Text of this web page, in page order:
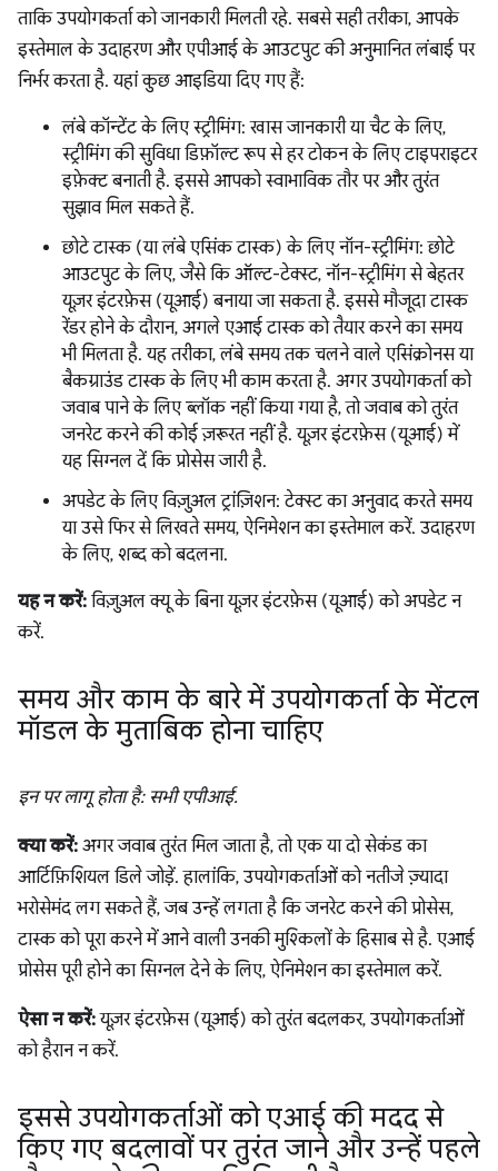
ताकि उपयोगकर्ता को जानकारी मिलती रहे. सबसे सही तरीका, आपके
इस्तेमाल के उदाहरण और एपीआई के आउटपुट की अनुमानित लंबाई पर
निर्भर करता है. यहां कुछ आइडिया दिए गए हैं:
लंबे कॉन्टेंट के लिए स्ट्रीमिंग: खास जानकारी या चैट के लिए,
स्ट्रीमिंग की सुविधा डिफ़ॉल्ट रूप से हर टोकन के लिए टाइपराइटर
इफ़ेक्ट बनाती है. इससे आपको स्वाभाविक तौर पर और तुरंत
सुझाव मिल सकते हैं.
छोटे टास्क (या लंबे एसिंक टास्क) के लिए नॉन-स्ट्रीमिंग: छोटे
आउटपुट के लिए, जैसे कि ऑल्ट-टेक्स्ट, नॉन-स्ट्रीमिंग से बेहतर
यूज़र इंटरफ़ेस (यूआई) बनाया जा सकता है. इससे मौजूदा टास्क
रेंडर होने के दौरान, अगले एआई टास्क को तैयार करने का समय
भी मिलता है. यह तरीका, लंबे समय तक चलने वाले एसिंक्रोनस या
बैकग्राउंड टास्क के लिए भी काम करता है. अगर उपयोगकर्ता को
जवाब पाने के लिए ब्लॉक नहीं किया गया है, तो जवाब को तुरंत
जनरेट करने की कोई ज़रूरत नहीं है. यूज़र इंटरफ़ेस (यूआई) में
यह सिग्नल दें कि प्रोसेस जारी है.
अपडेट के लिए विज़ुअल ट्रांज़िशन: टेक्स्ट का अनुवाद करते समय
या उसे फिर से लिखते समय, ऐनिमेशन का इस्तेमाल करें. उदाहरण
के लिए, शब्द को बदलना.
यह न करें: विज़ुअल क्यू के बिना यूज़र इंटरफ़ेस (यूआई) को अपडेट न
करें.
समय और काम के बारे में उपयोगकर्ता के मेंटल
मॉडल के मुताबिक होना चाहिए
इन पर लागू होता है: सभी एपीआई.
क्या करें: अगर जवाब तुरंत मिल जाता है, तो एक या दो सेकंड का
आर्टिफ़िशियल डिले जोड़ें. हालांकि, उपयोगकर्ताओं को नतीजे ज़्यादा
भरोसेमंद लग सकते हैं, जब उन्हें लगता है कि जनरेट करने की प्रोसेस,
टास्क को पूरा करने में आने वाली उनकी मुश्किलों के हिसाब से है. एआई
प्रोसेस पूरी होने का सिग्नल देने के लिए, ऐनिमेशन का इस्तेमाल करें.
ऐसा न करें:यूज़र इंटरफ़ेस (यूआई) को तुरंत बदलकर, उपयोगकर्ताओं
को हैरान न करें.
इससे उपयोगकर्ताओं को एआई की मदद से
किए गए बदलावों पर तुरंत जाने और उन्हें पहले